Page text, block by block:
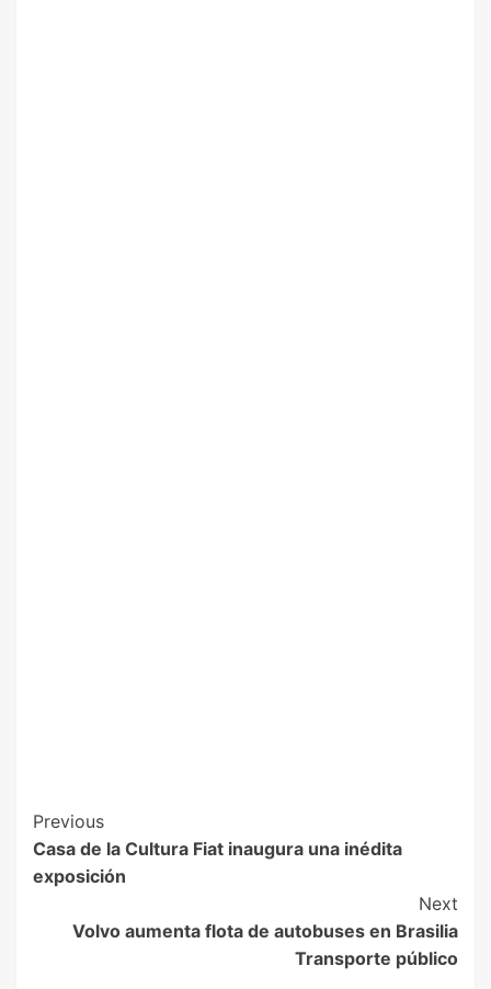
Previous
Casa de la Cultura Fiat inaugura una inédita
exposición
Next
Volvo aumenta flota de autobuses en Brasilia
Transporte público